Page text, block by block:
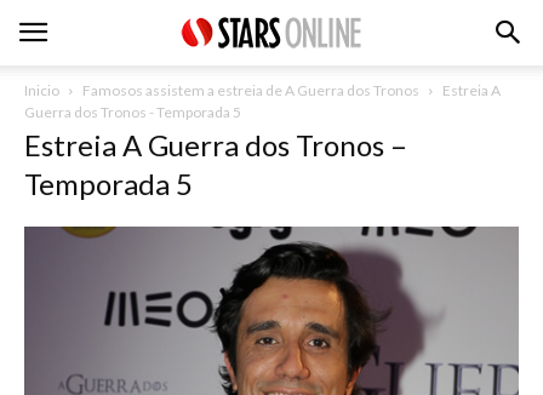
Inicio Famosos assistem a estreia de A Guerra dos Tronos
Estreia A
Guerra dos Tronos - Temporada 5
Estreia A Guerra dos Tronos –
Temporada 5